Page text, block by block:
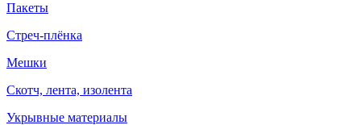
Пакеты
Стреч-плёнка
Мешки
Скотч, лента, изолента
Укрывные материалы